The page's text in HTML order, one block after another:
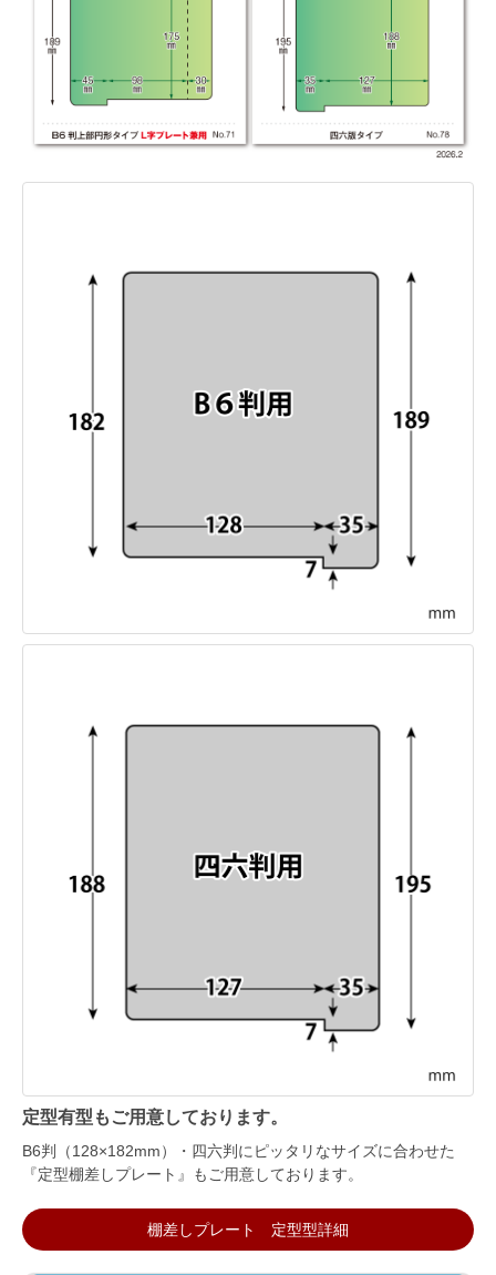
定型有型もご用意しております。
B6判（128×182mm）・四六判にピッタリなサイズに合わせた
『定型棚差しプレート』もご用意しております。
棚差しプレート 定型型詳細